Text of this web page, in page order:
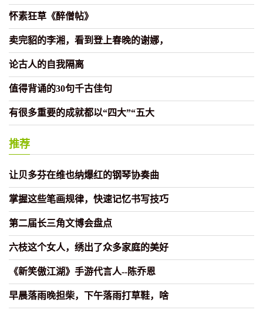
怀素狂草《醉僧帖》
卖完貂的李湘，看到登上春晚的谢娜，
论古人的自我隔离
值得背诵的30句千古佳句
有很多重要的成就都以“四大”“五大
推荐
让贝多芬在维也纳爆红的钢琴协奏曲
掌握这些笔画规律，快速记忆书写技巧
第二届长三角文博会盘点
六枝这个女人，绣出了众多家庭的美好
《新笑傲江湖》手游代言人--陈乔恩
早晨落雨晚担柴，下午落雨打草鞋，啥